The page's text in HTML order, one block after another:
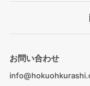
お問い合わせ